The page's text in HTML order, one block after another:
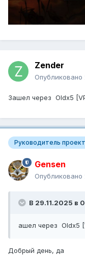
Zender
Опубликовано
Зашел через Oldx5
Руководитель
Gensen
Опубликовано
В 29.11.2025 в
ашел через Oldx5
Добрый день, да